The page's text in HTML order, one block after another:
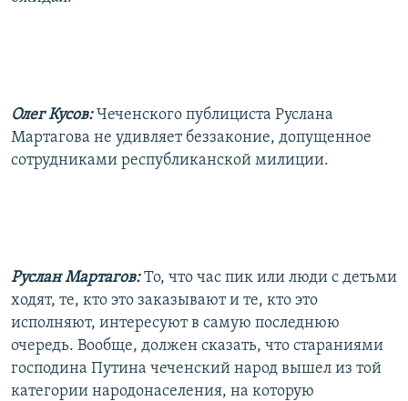
Олег Кусов: Чеченского публициста Руслана
Мартагова не удивляет беззаконие, допущенное
сотрудниками республиканской милиции.
Руслан Мартагов: То, что час пик или люди с детьми
ходят, те, кто это заказывают и те, кто это
исполняют, интересуют в самую последнюю
очередь. Вообще, должен сказать, что стараниями
господина Путина чеченский народ вышел из той
категории народонаселения, на которую